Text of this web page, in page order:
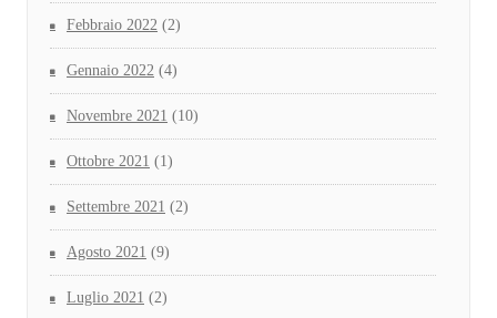
Febbraio 2022 (2)
Gennaio 2022 (4)
Novembre 2021 (10)
Ottobre 2021 (1)
Settembre 2021 (2)
Agosto 2021 (9)
Luglio 2021 (2)